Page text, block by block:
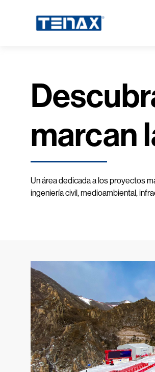
marcan
Un área dedicada a los proyectos
ingeniería civil, medioambiental,